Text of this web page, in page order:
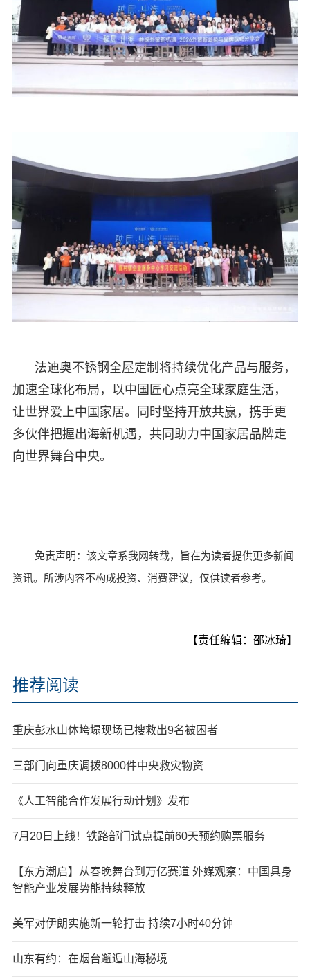
法迪奥不锈钢全屋定制将持续优化产品与服务，
加速全球化布局，以中国匠心点亮全球家庭生活，
让世界爱上中国家居。同时坚持开放共赢，携手更
多伙伴把握出海新机遇，共同助力中国家居品牌走
向世界舞台中央。
免责声明：该文章系我网转载，旨在为读者提供更多新闻
资讯。所涉内容不构成投资、消费建议，仅供读者参考。
【责任编辑：邵冰琦】
推荐阅读
重庆彭水山体垮塌现场已搜救出9名被困者
三部门向重庆调拨8000件中央救灾物资
《人工智能合作发展行动计划》发布
7月20日上线！铁路部门试点提前60天预约购票服务
【东方潮启】从春晚舞台到万亿赛道 外媒观察：中国具身
智能产业发展势能持续释放
美军对伊朗实施新一轮打击 持续7小时40分钟
山东有约：在烟台邂逅山海秘境